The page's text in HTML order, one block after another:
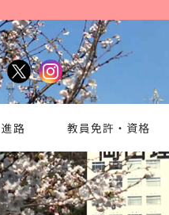
進路 教員免許・資格